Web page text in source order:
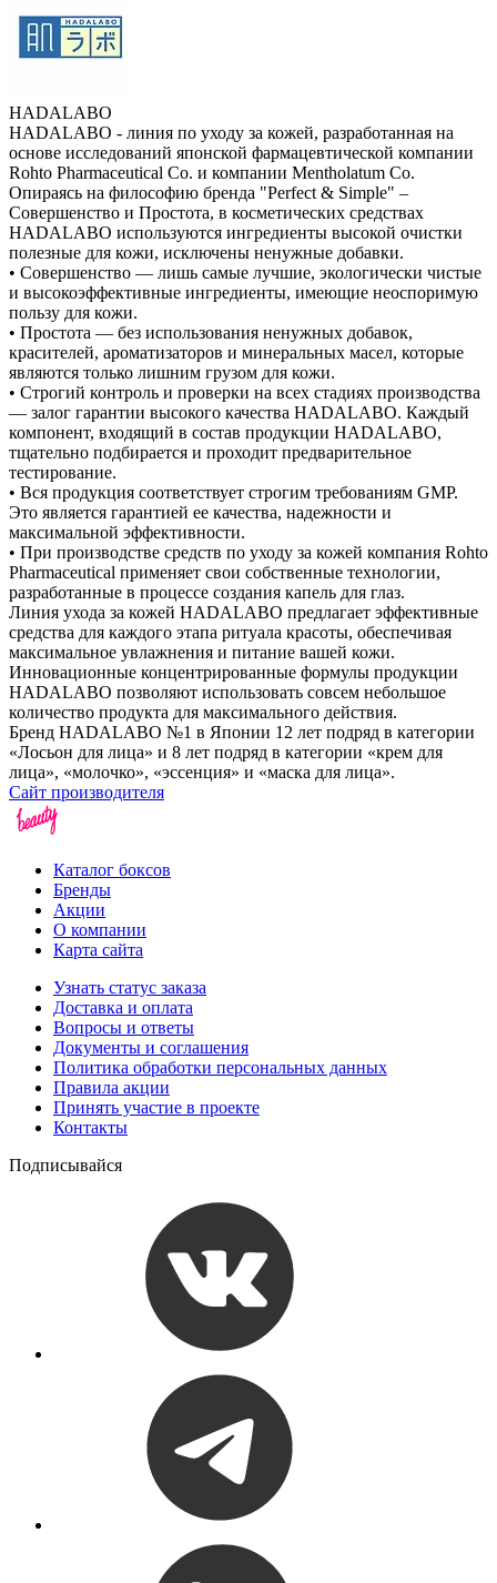
HADALABO
HADALABO - линия по уходу за кожей, разработанная на
основе исследований японской фармацевтической компании
Rohto Pharmaceutical Co. и компании Mentholatum Co.
Опираясь на философию бренда "Perfect & Simple" –
Совершенство и Простота, в косметических средствах
HADALABO используются ингредиенты высокой очистки
полезные для кожи, исключены ненужные добавки.
• Совершенство — лишь самые лучшие, экологически чистые
и высокоэффективные ингредиенты, имеющие неоспоримую
пользу для кожи.
• Простота — без использования ненужных добавок,
красителей, ароматизаторов и минеральных масел, которые
являются только лишним грузом для кожи.
• Строгий контроль и проверки на всех стадиях производства
— залог гарантии высокого качества HADALABO. Каждый
компонент, входящий в состав продукции HADALABO,
тщательно подбирается и проходит предварительное
тестирование.
• Вся продукция соответствует строгим требованиям GMP.
Это является гарантией ее качества, надежности и
максимальной эффективности.
• При производстве средств по уходу за кожей компания Rohto
Pharmaceutical применяет свои собственные технологии,
разработанные в процессе создания капель для глаз.
Линия ухода за кожей HADALABO предлагает эффективные
средства для каждого этапа ритуала красоты, обеспечивая
максимальное увлажнения и питание вашей кожи.
Инновационные концентрированные формулы продукции
HADALABO позволяют использовать совсем небольшое
количество продукта для максимального действия.
Бренд HADALABO №1 в Японии 12 лет подряд в категории
«Лосьон для лица» и 8 лет подряд в категории «крем для
лица», «молочко», «эссенция» и «маска для лица».
Сайт производителя
Каталог боксов
Бренды
Акции
О компании
Карта сайта
Узнать статус заказа
Доставка и оплата
Вопросы и ответы
Документы и соглашения
Политика обработки персональных данных
Правила акции
Принять участие в проекте
Контакты
Подписывайся